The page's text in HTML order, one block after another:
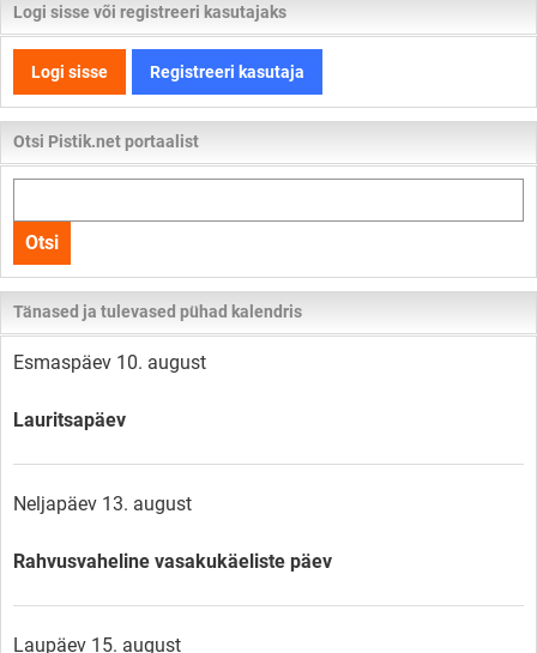
Logi sisse või registreeri kasutajaks
Logi sisse Registreeri kasutaja
Otsi Pistik.net portaalist
kogu
lehelt
Otsi
Tänased ja tulevased pühad kalendris
Esmaspäev 10. august
Lauritsapäev
Neljapäev 13. august
Rahvusvaheline vasakukäeliste päev
Laupäev 15. august